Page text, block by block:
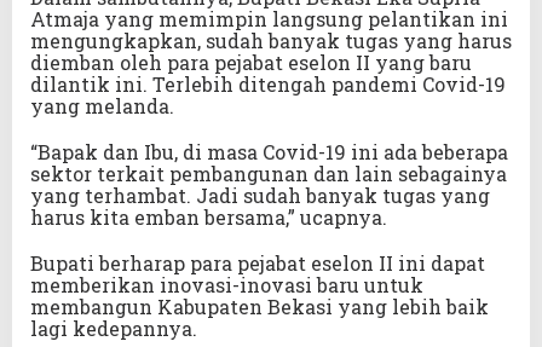
Atmaja yang memimpin langsung pelantikan ini
mengungkapkan, sudah banyak tugas yang harus
diemban oleh para pejabat eselon II yang baru
dilantik ini. Terlebih ditengah pandemi Covid-19
yang melanda.
“Bapak dan Ibu, di masa Covid-19 ini ada beberapa
sektor terkait pembangunan dan lain sebagainya
yang terhambat. Jadi sudah banyak tugas yang
harus kita emban bersama,” ucapnya.
Bupati berharap para pejabat eselon II ini dapat
memberikan inovasi-inovasi baru untuk
membangun Kabupaten Bekasi yang lebih baik
lagi kedepannya.